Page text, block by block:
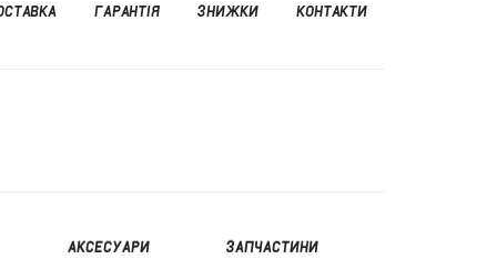
ГАРАНТІЯ ЗНИЖКИ КОНТАКТИ
АКСЕСУАРИ ЗАПЧАСТИНИ